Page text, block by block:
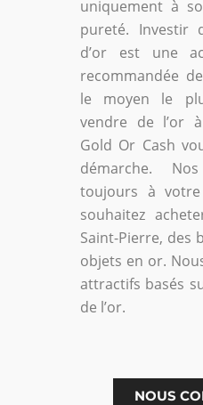
uniquement à
pureté. Investir
d’or est une
recommandée
le moyen le
vendre de l’or
Gold Or Cash
démarche.
toujours à
souhaitez
Saint-Pierre, des
objets en or.
attractifs basés
de l’or.
NOUS